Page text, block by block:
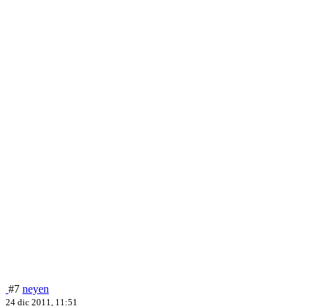
#7 neyen
24 dic 2011, 11:51